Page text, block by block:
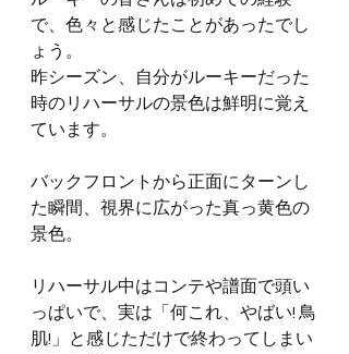
で、色々と感じたことがあったでし
ょう。
昨シーズン、自分がルーキーだった
時のリハーサルの景色は鮮明に覚え
ています。
バックフロントから正面にターンし
た瞬間、視界に広がった真っ黄色の
景色。
リハーサル中はコンテや譜面で頭い
っぱいで、実は「何これ、やばい! 鳥
肌!」と感じただけで終わってしまい